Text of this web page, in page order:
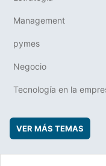
Management
pymes
Negocio
Tecnología en la
VER MÁS TEMAS